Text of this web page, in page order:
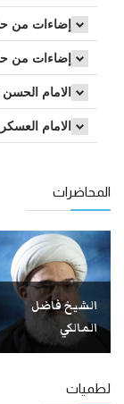
إضاءات من
المحاضرات
الشيخ فاضل
المالكي
لطميات